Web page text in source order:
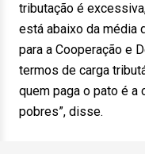
tributação é
está abaixo da média
para a Cooperação e
termos de carga
quem paga o pato é
pobres”, disse.